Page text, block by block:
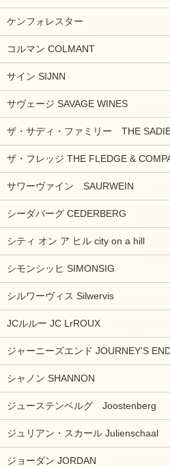
ケンフォレスター
コルマン COLMANT
サイン SIJNN
サヴェージ SAVAGE WINES
ザ・サディ・ファミリー THE
ザ・フレッジ THE FLEDGE &
サワーヴァイン SAURWEIN
シーダバーグ CEDERBERG
シティ オン ア ヒル city on a hill
シモンシッヒ SIMONSIG
シルワーヴィス Silwervis
JCルルー JC LrROUX
ジャーニーズエンド JOURNEY'S
シャノン SHANNON
ジューステンベルグ Joostenberg
ジュリアン・スカール Julienschaal
ジョーダン JORDAN